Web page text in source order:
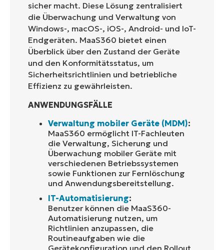
sicher macht. Diese Lösung zentralisiert
die Überwachung und Verwaltung von
Windows-, macOS-, iOS-, Android- und IoT-
Endgeräten. MaaS360 bietet einen
Überblick über den Zustand der Geräte
und den Konformitätsstatus, um
Sicherheitsrichtlinien und betriebliche
Effizienz zu gewährleisten.
ANWENDUNGSFÄLLE
Verwaltung mobiler Geräte (MDM):
MaaS360 ermöglicht IT-Fachleuten
die Verwaltung, Sicherung und
Überwachung mobiler Geräte mit
verschiedenen Betriebssystemen
sowie Funktionen zur Fernlöschung
und Anwendungsbereitstellung.
IT-Automatisierung:
Benutzer können die MaaS360-
Automatisierung nutzen, um
Richtlinien anzupassen, die
Routineaufgaben wie die
Gerätekonfiguration und den Rollout